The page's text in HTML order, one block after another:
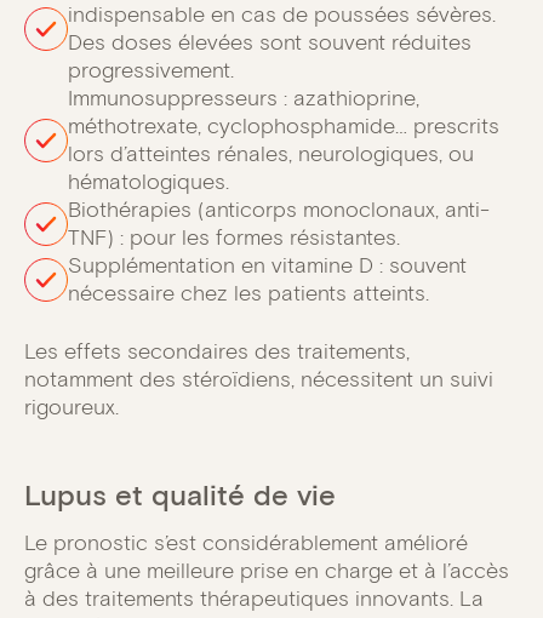
indispensable en cas de poussées sévères.
Des doses élevées sont souvent réduites
progressivement.
Immunosuppresseurs : azathioprine,
méthotrexate, cyclophosphamide… prescrits
lors d’atteintes rénales, neurologiques, ou
hématologiques.
Biothérapies (anticorps monoclonaux, anti-
TNF) : pour les formes résistantes.
Supplémentation en vitamine D : souvent
nécessaire chez les patients atteints.
Les effets secondaires des traitements,
notamment des stéroïdiens, nécessitent un suivi
rigoureux.
Lupus et qualité de vie
Le pronostic s’est considérablement amélioré
grâce à une meilleure prise en charge et à l’accès
à des traitements thérapeutiques innovants. La